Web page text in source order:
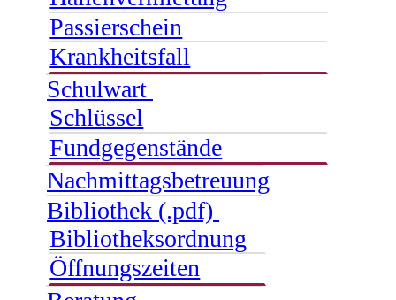
Passierschein
Krankheitsfall
Schulwart
Schlüssel
Fundgegenstände
Nachmittagsbetreuung
Bibliothek (.pdf)
Bibliotheksordnung
Öffnungszeiten